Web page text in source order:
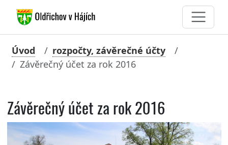
Úvod
rozpočty, závěrečné účty
Závěrečný účet za rok 2016
Závěrečný účet za rok 2016